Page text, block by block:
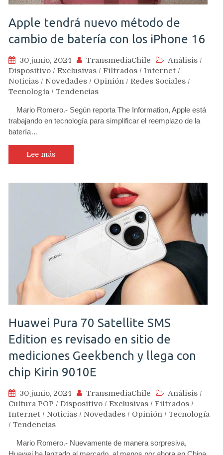
Apple tendrá nuevo método de
cambio de batería con los iPhone 16
30 junio, 2024 TransmediaChile Análisis /
Dispositivo / Exclusivas / Filtrados / Internet /
Noticias / Novedades / Opinión / Redes Sociales /
Tecnología / Tendencias
Mario Romero.- Según reporta The Information, Apple está
trabajando en tecnología para simplificar el reemplazo de la
batería…
Lee más
Huawei Pura 70 Satellite SMS
Edition es revisado en sitio de
mediciones Geekbench y llega con
chip Kirin 9010E
30 junio, 2024 TransmediaChile Análisis /
Cultura POP / Dispositivo / Exclusivas / Filtrados /
Internet / Noticias / Novedades / Opinión / Tecnología
/ Tendencias
Mario Romero.- Nuevamente de manera sorpresiva,